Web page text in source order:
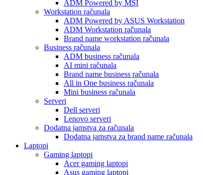
ADM Powered by MSI
Workstation računala
ADM Powered by ASUS Workstation
ADM Workstation računala
Brand name workstation računala
Business računala
ADM business računala
AI mini računala
Brand name business računala
All in One business računala
Mini business računala
Serveri
Dell serveri
Lenovo serveri
Dodatna jamstva za računala
Dodatna jamstva za brand name računala
Laptopi
Gaming laptopi
Acer gaming laptopi
Asus gaming laptopi